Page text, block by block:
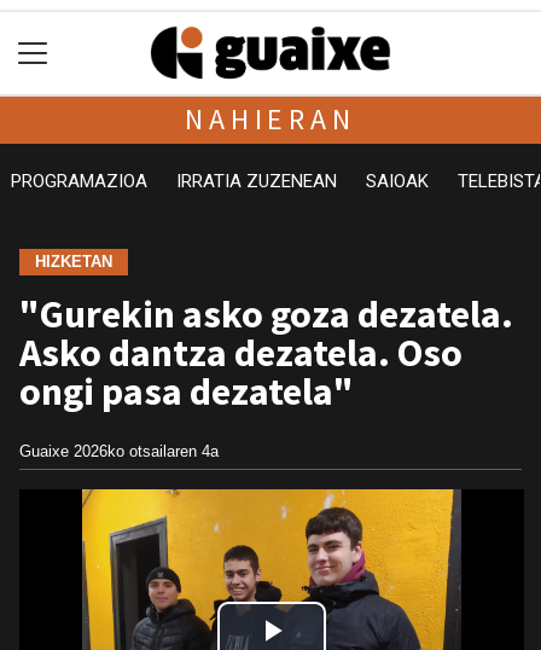
NAHIERAN
PROGRAMAZIOA IRRATIA ZUZENEAN SAIOAK
HIZKETAN
"Gurekin asko goza dezatela.
Asko dantza dezatela. Oso
ongi pasa dezatela"
Guaixe 2026ko otsailaren 4a